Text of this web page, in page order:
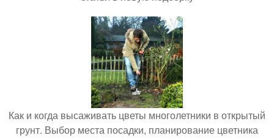
Как и когда высаживать цветы многолетники в открытый
грунт. Выбор места посадки, планирование цветника